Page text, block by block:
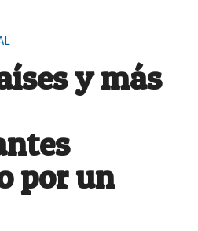
y más
por un